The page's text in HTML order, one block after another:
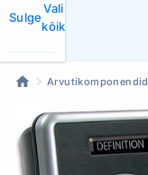
Sulge
Vali
kõik
Arvutikomponendid